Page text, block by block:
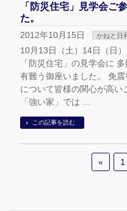
「防災住宅」見学会ご
た。
2012年10月15日 かねと日
10月13日（土）14日（日
「防災住宅」の見学会に
有難う御座いました。 免
について皆様の関心が高い
「強い家」では …
この記事を読む
« 1